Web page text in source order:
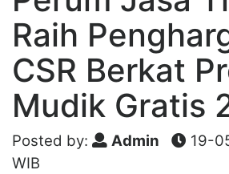
Raih
CSR Berkat
Mudik Gratis
Posted by: Admin
19-
WIB